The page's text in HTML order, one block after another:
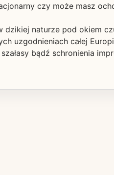
czy może masz
dzikiej naturze pod okiem
uzgodnieniach całej
bądź schronienia